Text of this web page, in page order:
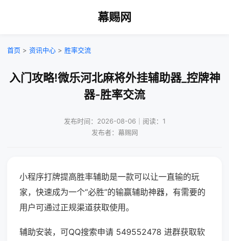
幕赐网
首页 > 资讯中心 > 胜率交流
入门攻略!微乐河北麻将外挂辅助器_控牌神
器-胜率交流
发布时间：2026-08-06｜阅读：1
发布者：幕赐网
小程序打牌提高胜率辅助是一款可以让一直输的玩
家，快速成为一个“必胜”的输赢辅助神器，有需要的
用户可通过正规渠道获取使用。
辅助安装，可QQ搜索申请 549552478 进群获取软